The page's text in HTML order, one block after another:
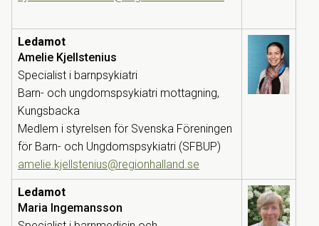
Ledamot
Amelie Kjellstenius
Specialist i barnpsykiatri
Barn- och ungdomspsykiatri mottagning,
Kungsbacka
Medlem i styrelsen för Svenska Föreningen
för Barn- och Ungdomspsykiatri (SFBUP)
amelie.kjellstenius@regionhalland.se
Ledamot
Maria Ingemansson